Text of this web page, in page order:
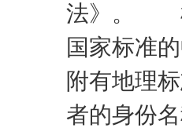
法》。 根
国家标准
附有地理
者的身份